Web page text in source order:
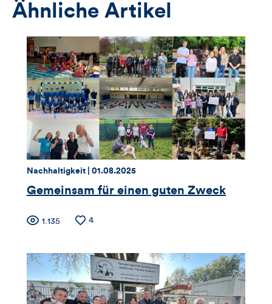
Ähnliche Artikel
Thema:
Nachhaltigkeit | Datum:
01.08.2025
Gemeinsam für einen guten Zweck
Zähler
für
Views,
Anzahl
1.135
Anzahl
4